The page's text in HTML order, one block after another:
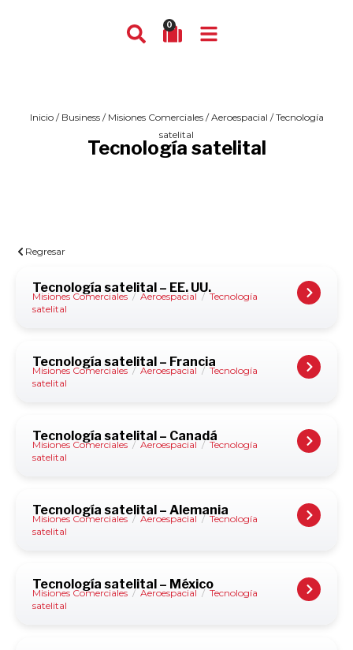
0
Inicio/ Business/ Misiones Comerciales/Aeroespacial / Tecnología
satelital
Tecnología satelital
Regresar
Tecnología satelital – EE. UU.
Misiones Comerciales / Aeroespacial / Tecnología
satelital
Tecnología satelital – Francia
Misiones Comerciales / Aeroespacial / Tecnología
satelital
Tecnología satelital – Canadá
Misiones Comerciales / Aeroespacial / Tecnología
satelital
Tecnología satelital – Alemania
Misiones Comerciales / Aeroespacial / Tecnología
satelital
Tecnología satelital – México
Misiones Comerciales / Aeroespacial / Tecnología
satelital